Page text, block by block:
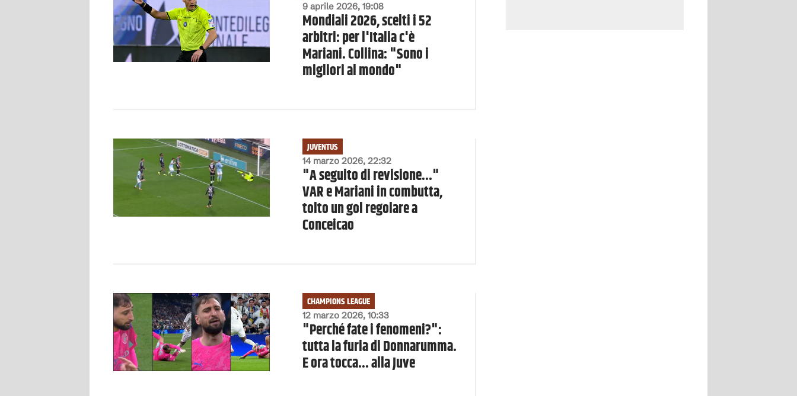
9 aprile 2026, 19:08
Mondiali 2026, scelti i 52
arbitri: per l'Italia c'è
Mariani. Collina: "Sono i
migliori al mondo"
14 marzo 2026, 22:32
JUVENTUS
"A seguito di revisione..."
VAR e Mariani in combutta,
tolto un gol regolare a
Conceicao
12 marzo 2026, 10:33
CHAMPIONS LEAGUE
"Perché fate i fenomeni?":
tutta la furia di Donnarumma.
E ora tocca... alla Juve